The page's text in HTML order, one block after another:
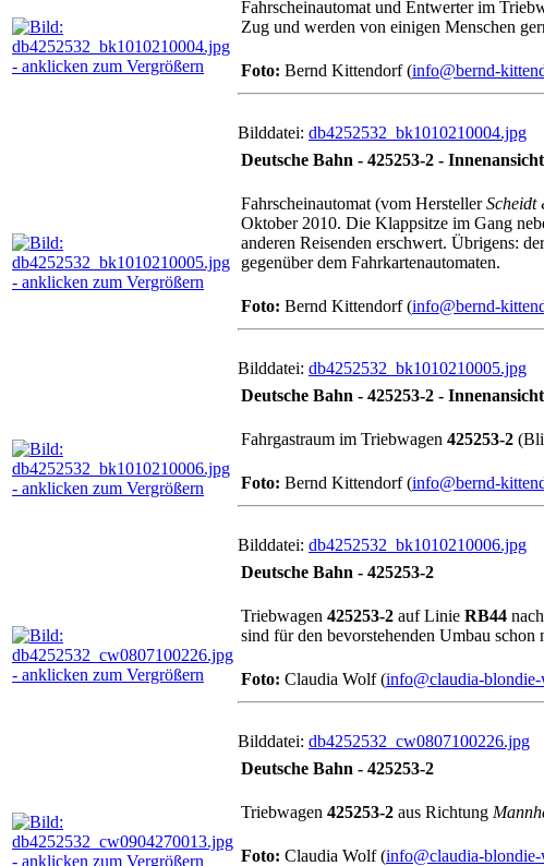
Fahrscheinautomat und Entwerter im
Zug und werden von einigen Menschen
Foto: Bernd Kittendorf (info@bernd-
Bilddatei: db4252532_bk1010210004.jpg
Deutsche Bahn - 425253-2 - Innenansicht
Fahrscheinautomat (vom HerstellerScheidt
Oktober 2010. Die Klappsitze im Gang
anderen Reisenden erschwert. Übrigens:
gegenüber dem Fahrkartenautomaten.
Foto: Bernd Kittendorf (info@bernd-
Bilddatei: db4252532_bk1010210005.jpg
Deutsche Bahn - 425253-2 - Innenansicht
Fahrgastraum im Triebwagen 425253-2
Foto: Bernd Kittendorf (info@bernd-
Bilddatei: db4252532_bk1010210006.jpg
Deutsche Bahn - 425253-2
Triebwagen 425253-2 auf Linie RB44 nach
sind für den bevorstehenden Umbau schon
Foto: Claudia Wolf (info@claudia-
Bilddatei: db4252532_cw0807100226.jpg
Deutsche Bahn - 425253-2
Triebwagen 425253-2 aus Richtung
Foto: Claudia Wolf (info@claudia-